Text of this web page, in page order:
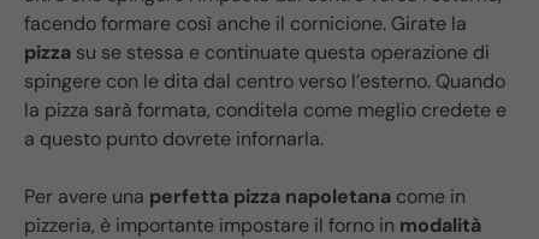
facendo formare così anche il cornicione. Girate la
pizza su se stessa e continuate questa operazione di
spingere con le dita dal centro verso l’esterno. Quando
la pizza sarà formata, conditela come meglio credete e
a questo punto dovrete infornarla.
Per avere una perfetta pizza napoletana come in
pizzeria, è importante impostare il forno in modalità